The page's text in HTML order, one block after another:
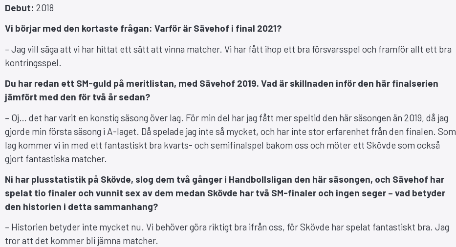
Debut: 2018
Vi börjar med den kortaste frågan: Varför är Sävehof i final 2021?
– Jag vill säga att vi har hittat ett sätt att vinna matcher. Vi har fått ihop ett bra försvarsspel och framför allt ett bra
kontringsspel.
Du har redan ett SM-guld på meritlistan, med Sävehof 2019. Vad är skillnaden inför den här finalserien
jämfört med den för två år sedan?
– Oj… det har varit en konstig säsong över lag. För min del har jag fått mer speltid den här säsongen än 2019, då jag
gjorde min första säsong i A-laget. Då spelade jag inte så mycket, och har inte stor erfarenhet från den finalen. Som
lag kommer vi in med ett fantastiskt bra kvarts- och semifinalspel bakom oss och möter ett Skövde som också
gjort fantastiska matcher.
Ni har plusstatistik på Skövde, slog dem två gånger i Handbollsligan den här säsongen, och Sävehof har
spelat tio finaler och vunnit sex av dem medan Skövde har två SM-finaler och ingen seger – vad betyder
den historien i detta sammanhang?
– Historien betyder inte mycket nu. Vi behöver göra riktigt bra ifrån oss, för Skövde har spelat fantastiskt bra. Jag
tror att det kommer bli jämna matcher.